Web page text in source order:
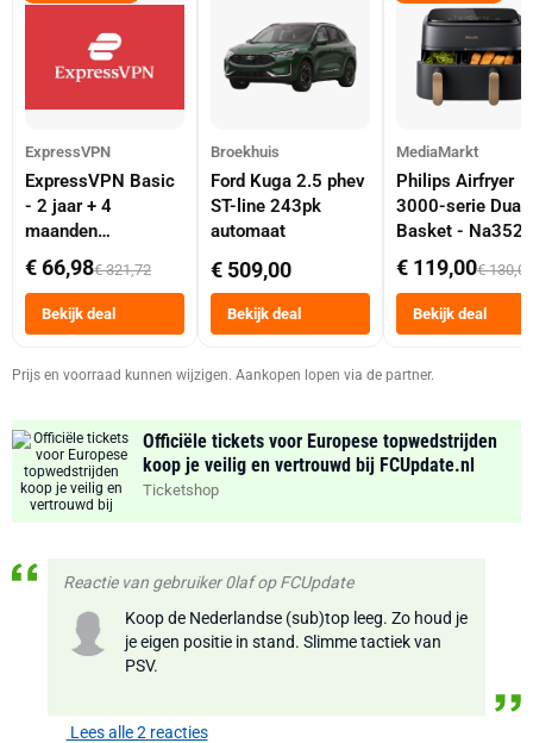
ExpressVPN
ExpressVPN Basic
- 2 jaar + 4
maanden
abonnement
€ 66,98€ 321,72
Bekijk deal
Broekhuis
Ford Kuga 2.5 phev
ST-line 243pk
automaat
€ 509,00
Bekijk deal
MediaMarkt
Philips Airfryer
3000-serie Dual
Basket -
Dubbele Mand 9
Tot 6 Personen
Heteluchtfriteuse
Zwart
€ 119,00€ 130,00
Bekijk deal
Prijs en voorraad kunnen wijzigen. Aankopen lopen via de partner.
Officiële tickets voor Europese topwedstrijden
koop je veilig en vertrouwd bij FCUpdate.nl
Ticketshop
Reactie van gebruiker 0laf op FCUpdate
Koop de Nederlandse (sub)top leeg. Zo houd je
je eigen positie in stand. Slimme tactiek van
PSV.
Lees alle 2 reacties